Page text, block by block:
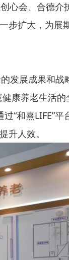
会、合德介
步扩大，为展
发展成果和战
康养老生活的
“和熹LIFE”
升人效。